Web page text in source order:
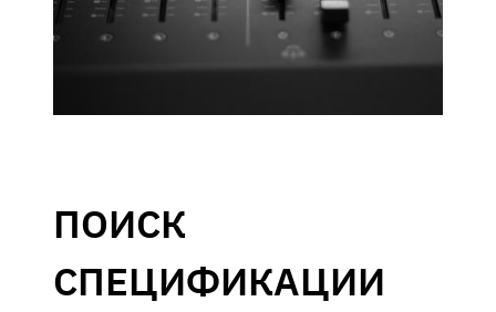
ПОИСК
СПЕЦИФИКАЦИИ